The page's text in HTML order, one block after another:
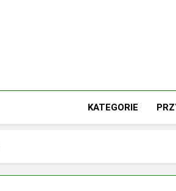
KATEGORIE